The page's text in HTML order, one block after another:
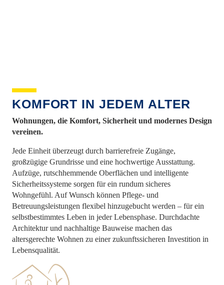
KOMFORT IN JEDEM ALTER
Wohnungen, die Komfort, Sicherheit und modernes Design
vereinen.
Jede Einheit überzeugt durch barrierefreie Zugänge,
großzügige Grundrisse und eine hochwertige Ausstattung.
Aufzüge, rutschhemmende Oberflächen und intelligente
Sicherheitssysteme sorgen für ein rundum sicheres
Wohngefühl. Auf Wunsch können Pflege- und
Betreuungsleistungen flexibel hinzugebucht werden – für ein
selbstbestimmtes Leben in jeder Lebensphase. Durchdachte
Architektur und nachhaltige Bauweise machen das
altersgerechte Wohnen zu einer zukunftssicheren Investition in
Lebensqualität.